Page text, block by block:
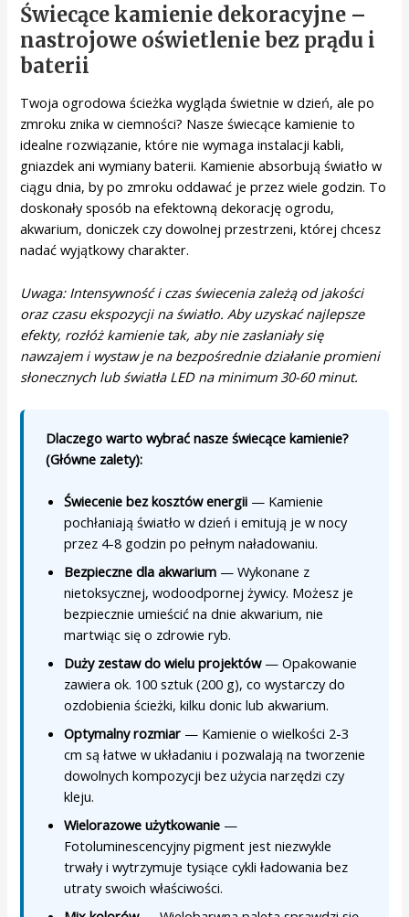
Świecące kamienie dekoracyjne –
nastrojowe oświetlenie bez prądu i
baterii
Twoja ogrodowa ścieżka wygląda świetnie w dzień, ale po
zmroku znika w ciemności? Nasze świecące kamienie to
idealne rozwiązanie, które nie wymaga instalacji kabli,
gniazdek ani wymiany baterii. Kamienie absorbują światło w
ciągu dnia, by po zmroku oddawać je przez wiele godzin. To
doskonały sposób na efektowną dekorację ogrodu,
akwarium, doniczek czy dowolnej przestrzeni, której chcesz
nadać wyjątkowy charakter.
Uwaga: Intensywność i czas świecenia zależą od jakości
oraz czasu ekspozycji na światło. Aby uzyskać najlepsze
efekty, rozłóż kamienie tak, aby nie zasłaniały się
nawzajem i wystaw je na bezpośrednie działanie promieni
słonecznych lub światła LED na minimum 30-60 minut.
Dlaczego warto wybrać nasze świecące kamienie?
(Główne zalety):
Świecenie bez kosztów energii — Kamienie
pochłaniają światło w dzień i emitują je w nocy
przez 4-8 godzin po pełnym naładowaniu.
Bezpieczne dla akwarium — Wykonane z
nietoksycznej, wodoodpornej żywicy. Możesz je
bezpiecznie umieścić na dnie akwarium, nie
martwiąc się o zdrowie ryb.
Duży zestaw do wielu projektów— Opakowanie
zawiera ok. 100 sztuk (200 g), co wystarczy do
ozdobienia ścieżki, kilku donic lub akwarium.
Optymalny rozmiar — Kamienie o wielkości 2-3
cm są łatwe w układaniu i pozwalają na tworzenie
dowolnych kompozycji bez użycia narzędzi czy
kleju.
Wielorazowe użytkowanie —
Fotoluminescencyjny pigment jest niezwykle
trwały i wytrzymuje tysiące cykli ładowania bez
utraty swoich właściwości.